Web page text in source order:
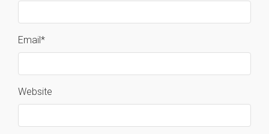
Email*
Website